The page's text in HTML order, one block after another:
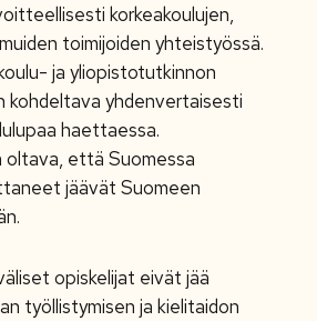
korkeakoulujen,
toimijoiden yhteistyössä.
ja yliopistotutkinnon
kohdeltava yhdenvertaisesti
haettaessa.
että Suomessa
jäävät Suomeen
opiskelijat eivät jää
työllistymisen ja kielitaidon